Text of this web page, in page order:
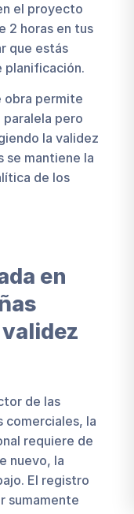
el proyecto
2 horas en tus
que estás
planificación.
obra permite
pero
la validez
se mantiene la
de los
en
de las
comerciales, la
requiere de
nuevo, la
El registro
sumamente